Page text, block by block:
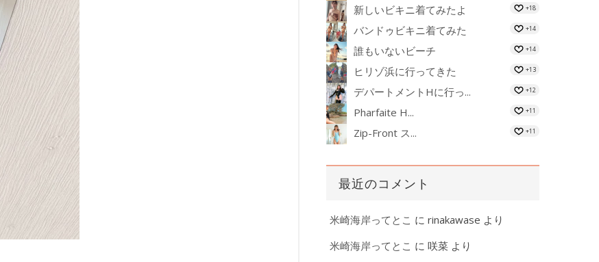
新しいビキニ着てみたよ +18
バンドゥビキニ着てみた +14
誰もいないビーチ +14
ヒリゾ浜に行ってきた +13
デパートメントHに行っ... +12
Pharfaite H... +11
Zip-Front ス... +11
最近のコメント
米崎海岸ってとこ に rinakawase より
米崎海岸ってとこ に 咲菜 より